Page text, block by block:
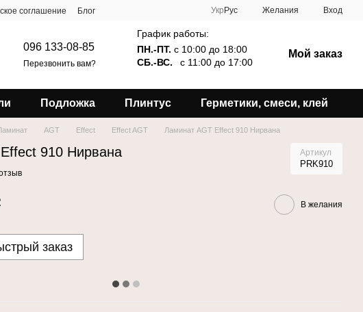
соглашение Блог Укр Рус Желания Вход
096 133-08-85
Перезвонить вам?
График работы:
ПН.-ПТ. с 10:00 до 18:00
СБ.-ВС.
с 11:00 до 17:00
Мой заказ
Подложка Плинтус Герметики, смеси, клей
AGT Effect Effect AGT Ламинат AGT Effect 910 Нирвана
910 Нирвана Артикул
PRK910
В желания
заказ